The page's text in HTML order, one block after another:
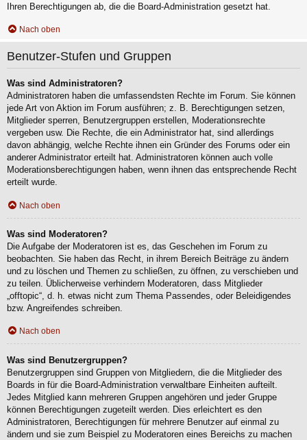
Ihren Berechtigungen ab, die die Board-Administration gesetzt hat.
Nach oben
Benutzer-Stufen und Gruppen
Was sind Administratoren?
Administratoren haben die umfassendsten Rechte im Forum. Sie können
jede Art von Aktion im Forum ausführen; z. B. Berechtigungen setzen,
Mitglieder sperren, Benutzergruppen erstellen, Moderationsrechte
vergeben usw. Die Rechte, die ein Administrator hat, sind allerdings
davon abhängig, welche Rechte ihnen ein Gründer des Forums oder ein
anderer Administrator erteilt hat. Administratoren können auch volle
Moderationsberechtigungen haben, wenn ihnen das entsprechende Recht
erteilt wurde.
Nach oben
Was sind Moderatoren?
Die Aufgabe der Moderatoren ist es, das Geschehen im Forum zu
beobachten. Sie haben das Recht, in ihrem Bereich Beiträge zu ändern
und zu löschen und Themen zu schließen, zu öffnen, zu verschieben und
zu teilen. Üblicherweise verhindern Moderatoren, dass Mitglieder
„offtopic“, d. h. etwas nicht zum Thema Passendes, oder Beleidigendes
bzw. Angreifendes schreiben.
Nach oben
Was sind Benutzergruppen?
Benutzergruppen sind Gruppen von Mitgliedern, die die Mitglieder des
Boards in für die Board-Administration verwaltbare Einheiten aufteilt.
Jedes Mitglied kann mehreren Gruppen angehören und jeder Gruppe
können Berechtigungen zugeteilt werden. Dies erleichtert es den
Administratoren, Berechtigungen für mehrere Benutzer auf einmal zu
ändern und sie zum Beispiel zu Moderatoren eines Bereichs zu machen